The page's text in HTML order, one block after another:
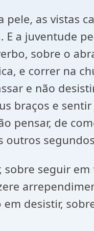
pele, as vistas
E a juventude
sobre o
e correr na
e não
braços e
pensar, de
outros
seguir
desistir,